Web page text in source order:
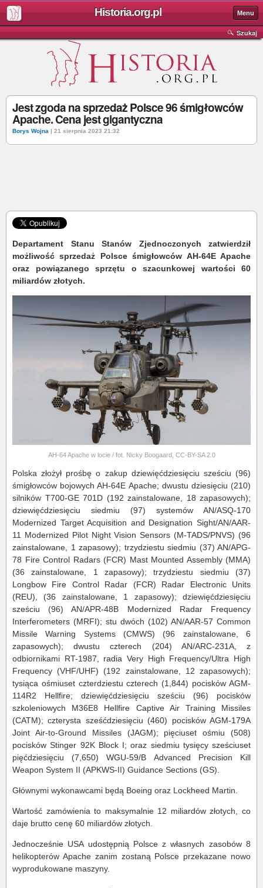
Historia.org.pl Menu
Szukaj
Jest zgoda na sprzedaż Polsce 96 śmigłowców
Apache. Cena jest gigantyczna
Borys Wojna | 21 sierpnia 2023 21:32
Departament Stanu Stanów Zjednoczonych zatwierdził
możliwość sprzedaż Polsce śmigłowców AH-64E Apache
oraz powiązanego sprzętu o szacunkowej wartości 60
miliardów złotych.
AH-64 Apache w locie / fot. Nicky Boogaard, CC-BY-SA 2.0
Polska złożył prośbę o zakup dziewięćdziesięciu sześciu (96)
śmigłowców bojowych AH-64E Apache; dwustu dziesięciu (210)
silników T700-GE 701D (192 zainstalowane, 18 zapasowych);
dziewięćdziesięciu siedmiu (97) systemów AN/ASQ-170
Modernized Target Acquisition and Designation Sight/AN/AAR-
11 Modernized Pilot Night Vision Sensors (M-TADS/PNVS) (96
zainstalowane, 1 zapasowy); trzydziestu siedmiu (37) AN/APG-
78 Fire Control Radars (FCR) Mast Mounted Assembly (MMA)
(36 zainstalowane, 1 zapasowy); trzydziestu siedmiu (37)
Longbow Fire Control Radar (FCR) Radar Electronic Units
(REU), (36 zainstalowane, 1 zapasowy); dziewięćdziesięciu
sześciu (96) AN/APR-48B Modernized Radar Frequency
Interferometers (MRFI); stu dwóch (102) AN/AAR-57 Common
Missile Warning Systems (CMWS) (96 zainstalowane, 6
zapasowych); dwustu czterech (204) AN/ARC-231A, z
odbiornikami RT-1987, radia Very High Frequency/Ultra High
Frequency (VHF/UHF) (192 zainstalowane, 12 zapasowych);
tysiąca ośmiuset czterdziestu czterech (1,844) pocisków AGM-
114R2 Hellfire; dziewięćdziesięciu sześciu (96) pocisków
szkoleniowych M36E8 Hellfire Captive Air Training Missiles
(CATM); czterysta sześćdziesięciu (460) pocisków AGM-179A
Joint Air-to-Ground Missiles (JAGM); pięciuset ośmiu (508)
pocisków Stinger 92K Block I; oraz siedmiu tysięcy sześciuset
pięćdziesięciu (7,650) WGU-59/B Advanced Precision Kill
Weapon System II (APKWS-II) Guidance Sections (GS).
Głównymi wykonawcami będą Boeing oraz Lockheed Martin.
Wartość zamówienia to maksymalnie 12 miliardów złotych, co
daje brutto cenę 60 miliardów złotych.
Jednocześnie USA udostępnią Polsce z własnych zasobów 8
helikopterów Apache zanim zostaną Polsce przekazane nowo
wyprodukowane maszyny.